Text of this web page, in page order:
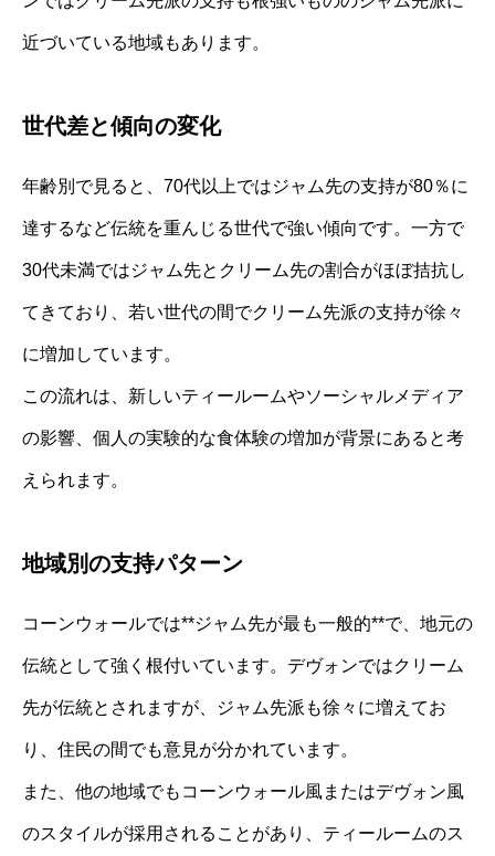
近づいている地域もあります。
世代差と傾向の変化
年齢別で見ると、70代以上ではジャム先の支持が80％に
達するなど伝統を重んじる世代で強い傾向です。一方で
30代未満ではジャム先とクリーム先の割合がほぼ拮抗し
てきており、若い世代の間でクリーム先派の支持が徐々
に増加しています。
この流れは、新しいティールームやソーシャルメディア
の影響、個人の実験的な食体験の増加が背景にあると考
えられます。
地域別の支持パターン
コーンウォールでは**ジャム先が最も一般的**で、地元の
伝統として強く根付いています。デヴォンではクリーム
先が伝統とされますが、ジャム先派も徐々に増えてお
り、住民の間でも意見が分かれています。
また、他の地域でもコーンウォール風またはデヴォン風
のスタイルが採用されることがあり、ティールームのス